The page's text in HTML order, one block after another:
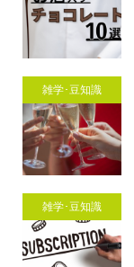
雑学･豆知識
雑学･豆知識